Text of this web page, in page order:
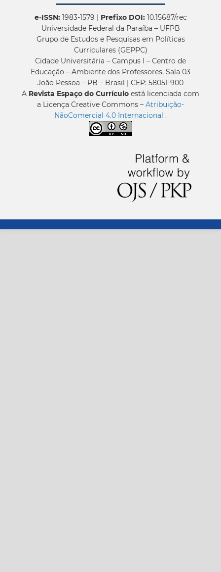
e-ISSN:1983-1579 | Prefixo DOI:10.15687/rec
Universidade Federal da Paraíba – UFPB
Grupo de Estudos e Pesquisas em Políticas
Curriculares (GEPPC)
Cidade Universitária – Campus I – Centro de
Educação – Ambiente dos Professores, Sala 03
João Pessoa – PB – Brasil | CEP: 58051-900
A Revista Espaço do Currículo está licenciada com
a Licença Creative Commons – Atribuição-
NãoComercial 4.0 Internacional .